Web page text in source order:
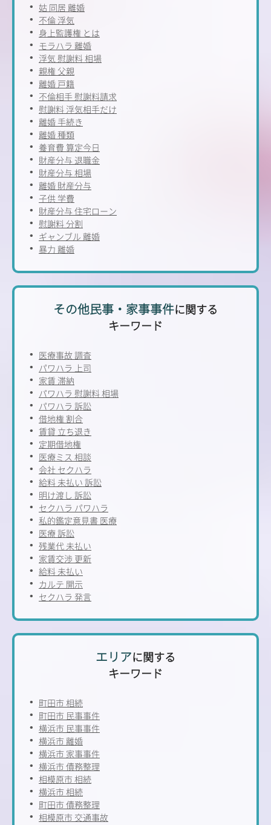
姑 同居 離婚
不倫 浮気
身上監護権 とは
モラハラ 離婚
浮気 慰謝料 相場
親権 父親
離婚 戸籍
不倫相手 慰謝料請求
慰謝料 浮気相手だけ
離婚 手続き
離婚 種類
養育費 算定今日
財産分与 退職金
財産分与 相場
離婚 財産分与
子供 学費
財産分与 住宅ローン
慰謝料 分割
ギャンブル 離婚
暴力 離婚
その他民事・家事事件に関する
キーワード
医療事故 調査
パワハラ 上司
家賃 滞納
パワハラ 慰謝料 相場
パワハラ 訴訟
借地権 割合
賃貸 立ち退き
定期借地権
医療ミス 相談
会社 セクハラ
給料 未払い 訴訟
明け渡し 訴訟
セクハラ パワハラ
私的鑑定意見書 医療
医療 訴訟
残業代 未払い
家賃交渉 更新
給料 未払い
カルテ 開示
セクハラ 発言
エリアに関する
キーワード
町田市 相続
町田市 民事事件
横浜市 民事事件
横浜市 離婚
横浜市 家事事件
横浜市 債務整理
相模原市 相続
横浜市 相続
町田市 債務整理
相模原市 交通事故